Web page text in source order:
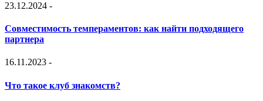
23.12.2024 -
Совместимость темпераментов: как найти подходящего
партнера
16.11.2023 -
Что такое клуб знакомств?